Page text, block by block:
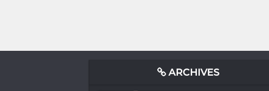
ARCHIVES